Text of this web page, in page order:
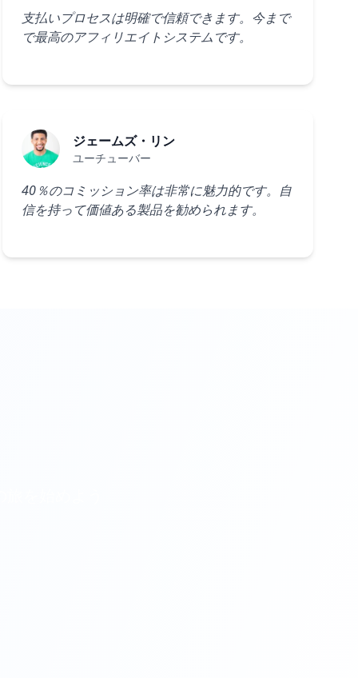
支払いプロセスは明確で信頼できます。今まで
で最高のアフィリエイトシステムです。
ジェームズ・リン
ユーチューバー
40％のコミッション率は非常に魅力的です。自
信を持って価値ある製品を勧められます。